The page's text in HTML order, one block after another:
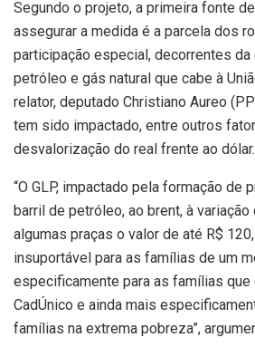
Segundo o projeto, a primeira fonte
assegurar a medida é a parcela dos
participação especial, decorrentes da
petróleo e gás natural que cabe à
relator, deputado Christiano Aureo
tem sido impactado, entre outros
desvalorização do real frente ao dólar.
“O GLP, impactado pela formação de
barril de petróleo, ao brent, à
algumas praças o valor de até R$
insuportável para as famílias de um
especificamente para as famílias que
CadÚnico e ainda mais
famílias na extrema pobreza”,